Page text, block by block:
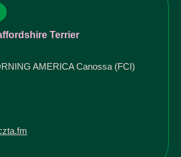
Terrier
AMERICA Canossa (FCI)